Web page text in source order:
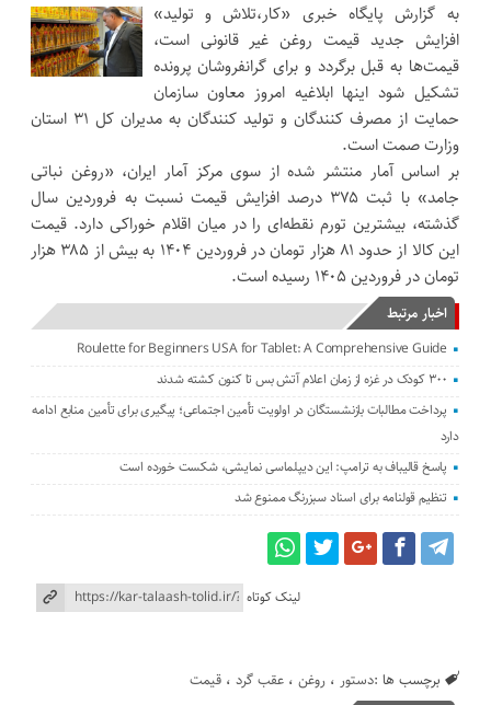
به گزارش پایگاه خبری «کار،تلاش و تولید»
افزایش جدید قیمت روغن غیر قانونی است،
قیمت‌ها به قبل برگردد و برای گرانفروشان پرونده
تشکیل شود اینها ابلاغیه امروز معاون سازمان
حمایت از مصرف کنندگان و تولید کنندگان به مدیران کل ۳۱ استان
وزارت صمت است.
بر اساس آمار منتشر شده از سوی مرکز آمار ایران، «روغن نباتی
جامد» با ثبت ۳۷۵ درصد افزایش قیمت نسبت به فروردین سال
گذشته، بیشترین تورم نقطه‌ای را در میان اقلام خوراکی دارد. قیمت
این کالا از حدود ۸۱ هزار تومان در فروردین ۱۴۰۴ به بیش از ۳۸۵ هزار
تومان در فروردین ۱۴۰۵ رسیده است.
اخبار مرتبط
Roulette for Beginners USA for Tablet: A Comprehensive Guide
۳۰۰ کودک در غزه از زمان اعلام آتش بس تا کنون کشته شدند
پرداخت مطالبات بازنشستگان در اولویت تأمین اجتماعی؛ پیگیری برای تأمین منابع ادامه
دارد
پاسخ قالیباف به ترامپ: این دیپلماسی نمایشی، شکست خورده است
تنظیم قولنامه برای اسناد سبزرنگ ممنوع شد
لینک کوتاه
برچسب ها :دستور ،روغن ،عقب گرد ،قیمت